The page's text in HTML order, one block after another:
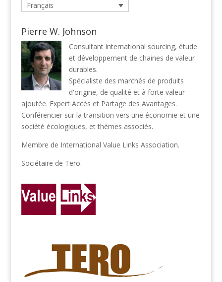
Français
Pierre W. Johnson
Consultant international sourcing, étude
et développement de chaines de valeur
durables.
Spécialiste des marchés de produits
d'origine, de qualité et à forte valeur
ajoutée. Expert Accès et Partage des Avantages.
Conférencier sur la transition vers une économie et une
société écologiques, et thèmes associés.
Membre de International Value Links Association.
Sociétaire de Tero.